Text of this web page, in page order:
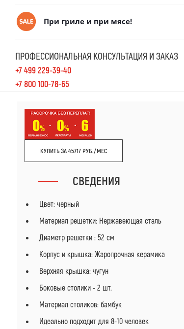
При гриле и при мясе!
ПРОФЕССИОНАЛЬНАЯ КОНСУЛЬТАЦИЯ И ЗАКАЗ
+7 499 229-39-40
+7 800 100-78-65
КУПИТЬ ЗА 45717 РУБ./МЕС
СВЕДЕНИЯ
Цвет: черный
Материал решетки: Нержавеющая сталь
Диаметр решетки : 52 см
Корпус и крышка: Жаропрочная керамика
Верхняя крышка: чугун
Боковые столики - 2 шт.
Материал столиков: бамбук
Идеально подходит для 8-10 человек